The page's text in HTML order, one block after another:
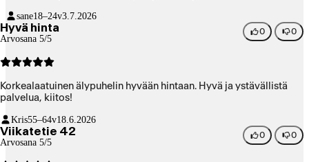
Kokonaisuudessaan iPhone 16 on kuitenkin luotettava,
helppokäyttöinen ja laadukas puhelin, jota voin suositella
muillekin. Antaisin sille arvosanaksi 9/10.
sane18–24v3.7.2026
Hyvä hinta
Arvosana 5/5
0 0
Korkealaatuinen älypuhelin hyvään hintaan. Hyvä ja ystävällistä
palvelua, kiitos!
Kris55–64v18.6.2026
Viikatetie 42
Arvosana 5/5
0 0